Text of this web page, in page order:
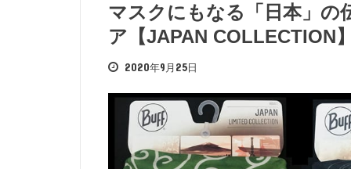
マスクにもなる「日本」の
ア【JAPAN COLLECTION
2020年9月25日